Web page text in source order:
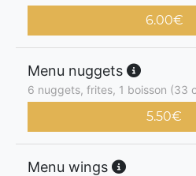
6.00€
Menu nuggets
6 nuggets, frites, 1 boisson (33
5.50€
Menu wings